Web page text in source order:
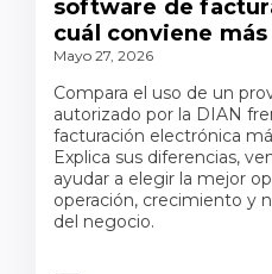
software de
cuál conviene
Mayo 27, 2026
Compara el uso de un
autorizado por la DIAN
facturación electrónica
Explica sus diferencias,
ayudar a elegir la mejor
operación, crecimiento y
del negocio.